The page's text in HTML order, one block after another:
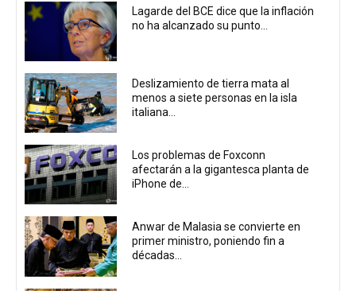
Lagarde del BCE dice que la inflación
no ha alcanzado su punto...
Deslizamiento de tierra mata al
menos a siete personas en la isla
italiana...
Los problemas de Foxconn
afectarán a la gigantesca planta de
iPhone de...
Anwar de Malasia se convierte en
primer ministro, poniendo fin a
décadas...